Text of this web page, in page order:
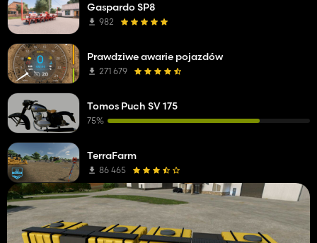
Gaspardo SP8
982
Prawdziwe awarie pojazdów
271 679
Tomos Puch SV 175
75%
TerraFarm
86 465